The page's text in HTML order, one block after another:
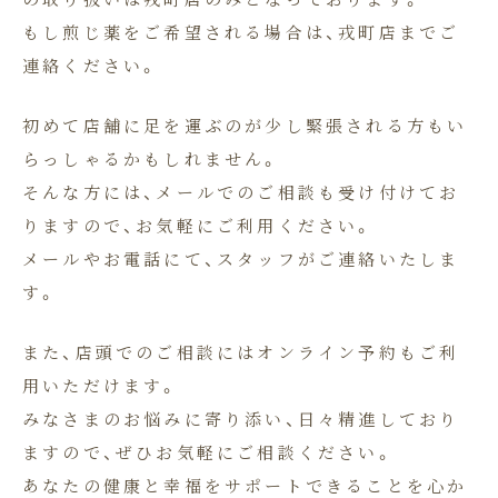
もし煎じ薬をご希望される場合は、戎町店までご
連絡ください。
初めて店舗に足を運ぶのが少し緊張される方もい
らっしゃるかもしれません。
そんな方には、メールでのご相談も受け付けてお
りますので、お気軽にご利用ください。
メールやお電話にて、スタッフがご連絡いたしま
す。
また、店頭でのご相談にはオンライン予約もご利
用いただけます。
みなさまのお悩みに寄り添い、日々精進しており
ますので、ぜひお気軽にご相談ください。
あなたの健康と幸福をサポートできることを心か